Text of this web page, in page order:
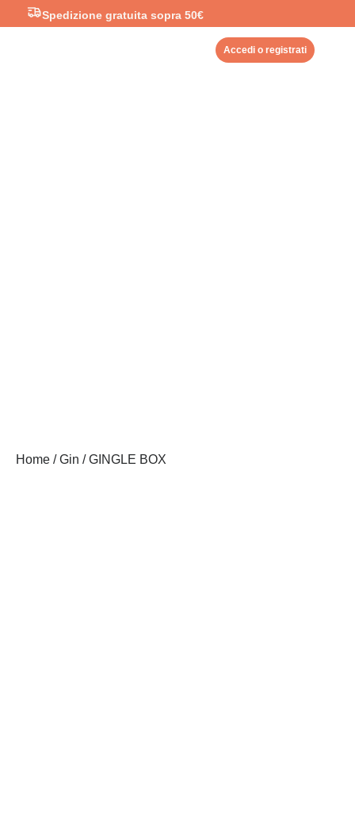
Spedizione gratuita sopra 50€
Accedi o registrati
Home /Gin / GINGLE BOX